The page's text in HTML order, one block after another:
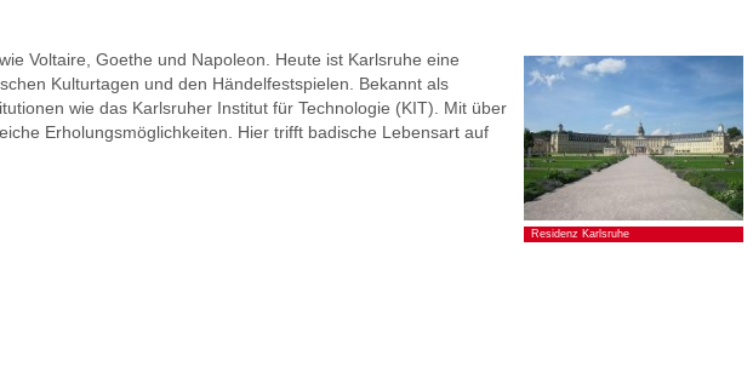
Residenz Karlsruhe
Voltaire, Goethe und Napoleon. Heute ist Karlsruhe eine
Kulturtagen und den Händelfestspielen. Bekannt als
wie das Karlsruher Institut für Technologie (KIT). Mit über
Erholungsmöglichkeiten. Hier trifft badische Lebensart auf